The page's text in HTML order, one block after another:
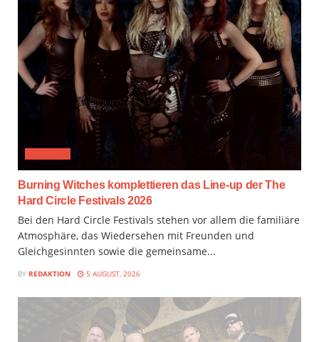
Burning Witches komplettieren das Line-up der The
Hard Circle Festivals 2026
Bei den Hard Circle Festivals stehen vor allem die familiäre
Atmosphäre, das Wiedersehen mit Freunden und
Gleichgesinnten sowie die gemeinsame...
BY REDAKTION 5 AUGUST, 2026